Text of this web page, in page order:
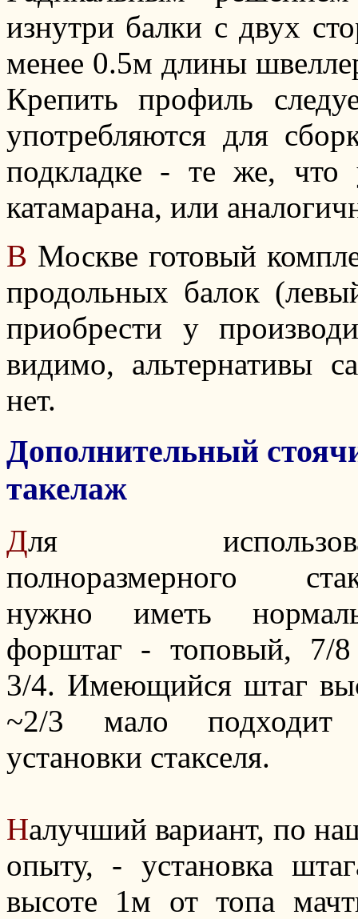
изнутри балки с двух
менее 0.5м длины
Крепить профиль
употребляются для
подкладке - те же, что
катамарана, или
В Москве готовый
продольных балок
приобрести у
видимо, альтернативы
нет.
Дополнительный
такелаж
Для
полноразмерного
нужно иметь
форштаг - топовый, 7/
3/4. Имеющийся штаг
~2/3 мало подходит
установки стакселя.
Налучший вариант, по
опыту, - установка
высоте 1м от топа